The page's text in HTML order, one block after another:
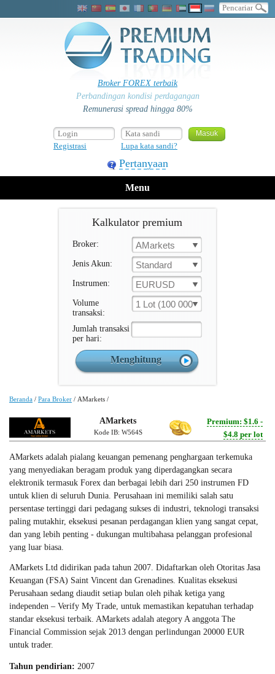
Broker FOREX terbaik
Perbandingan kondisi perdagangan
Remunerasi spread hingga 80%
Registrasi Lupa kata sandi?
Pertanyaan
Menu
Kalkulator premium
Broker: AMarkets
Jenis Akun: Standard
Instrumen: EURUSD
Volume
transaksi:
1 Lot (100 000 Unit )
Jumlah transaksi
per hari:
Beranda / Para Broker / AMarkets /
AMarkets
Kode IB: W564S
Premium: $1.6 -
$4.8 per lot
AMarkets adalah pialang keuangan pemenang penghargaan terkemuka
yang menyediakan beragam produk yang diperdagangkan secara
elektronik termasuk Forex dan berbagai lebih dari 250 instrumen FD
untuk klien di seluruh Dunia. Perusahaan ini memiliki salah satu
persentase tertinggi dari pedagang sukses di industri, teknologi transaksi
paling mutakhir, eksekusi pesanan perdagangan klien yang sangat cepat,
dan yang lebih penting - dukungan multibahasa pelanggan profesional
yang luar biasa.
AMarkets Ltd didirikan pada tahun 2007. Didaftarkan oleh Otoritas Jasa
Keuangan (FSA) Saint Vincent dan Grenadines. Kualitas eksekusi
Perusahaan sedang diaudit setiap bulan oleh pihak ketiga yang
independen – Verify My Trade, untuk memastikan kepatuhan terhadap
standar eksekusi terbaik. AMarkets adalah ategory A anggota The
Financial Commission sejak 2013 dengan perlindungan 20000 EUR
untuk trader.
Tahun pendirian: 2007